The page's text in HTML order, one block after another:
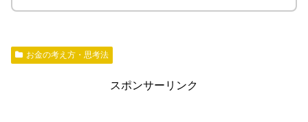
お金の考え方・思考法
スポンサーリンク